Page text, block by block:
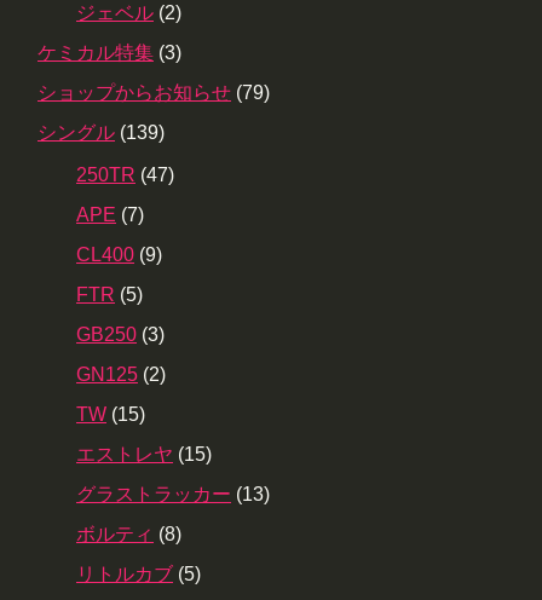
ジェベル (2)
ケミカル特集 (3)
ショップからお知らせ (79)
シングル (139)
250TR (47)
APE (7)
CL400 (9)
FTR (5)
GB250 (3)
GN125 (2)
TW (15)
エストレヤ (15)
グラストラッカー (13)
ボルティ (8)
リトルカブ (5)